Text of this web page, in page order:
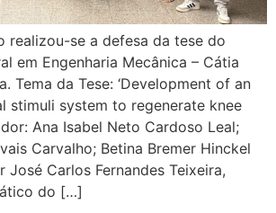
realizou-se a defesa da tese do
em Engenharia Mecânica – Cátia
Tema da Tese: ‘Development of an
stimuli system to regenerate knee
Ana Isabel Neto Cardoso Leal;
Carvalho; Betina Bremer Hinckel
José Carlos Fernandes Teixeira,
do […]